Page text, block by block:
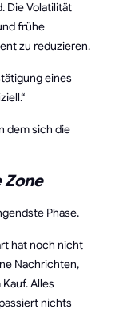
Die Volatilität
frühe
zu reduzieren.
eines
dem sich die
Zone
Phase.
hat noch nicht
Nachrichten,
Alles
nichts